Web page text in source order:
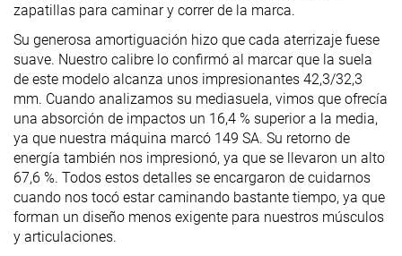
zapatillas para caminar y correr de la marca.
Su generosa amortiguación hizo que cada aterrizaje fuese
suave. Nuestro calibre lo confirmó al marcar que la suela
de este modelo alcanza unos impresionantes 42,3/32,3
mm. Cuando analizamos su mediasuela, vimos que ofrecía
una absorción de impactos un 16,4 % superior a la media,
ya que nuestra máquina marcó 149 SA. Su retorno de
energía también nos impresionó, ya que se llevaron un alto
67,6 %. Todos estos detalles se encargaron de cuidarnos
cuando nos tocó estar caminando bastante tiempo, ya que
forman un diseño menos exigente para nuestros músculos
y articulaciones.